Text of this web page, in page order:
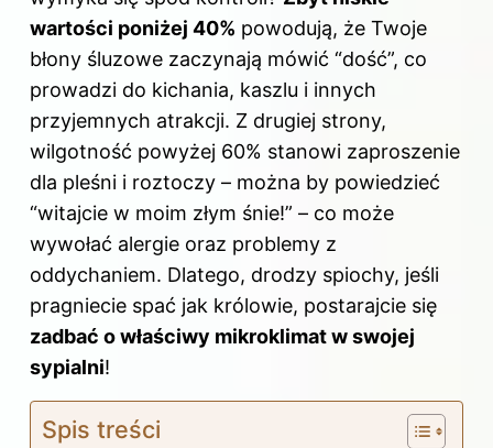
wartości poniżej 40% powodują, że Twoje
błony śluzowe zaczynają mówić “dość”, co
prowadzi do kichania, kaszlu i innych
przyjemnych atrakcji. Z drugiej strony,
wilgotność powyżej 60% stanowi zaproszenie
dla pleśni i roztoczy – można by powiedzieć
“witajcie w moim złym śnie!” – co może
wywołać alergie oraz problemy z
oddychaniem. Dlatego, drodzy spiochy, jeśli
pragniecie spać jak królowie, postarajcie się
zadbać o właściwy mikroklimat w swojej
sypialni!
Spis treści